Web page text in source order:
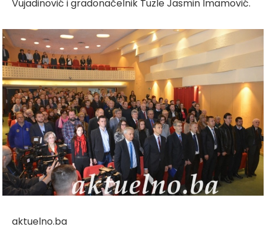
Vujadinović i gradonačelnik Tuzle Jasmin Imamović.
aktuelno.ba